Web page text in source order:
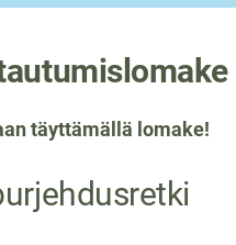
täyttämällä lomake!